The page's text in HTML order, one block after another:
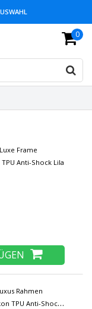
0
Frame
Anti-Shock Lila
Rahmen
TPU Anti-Shock